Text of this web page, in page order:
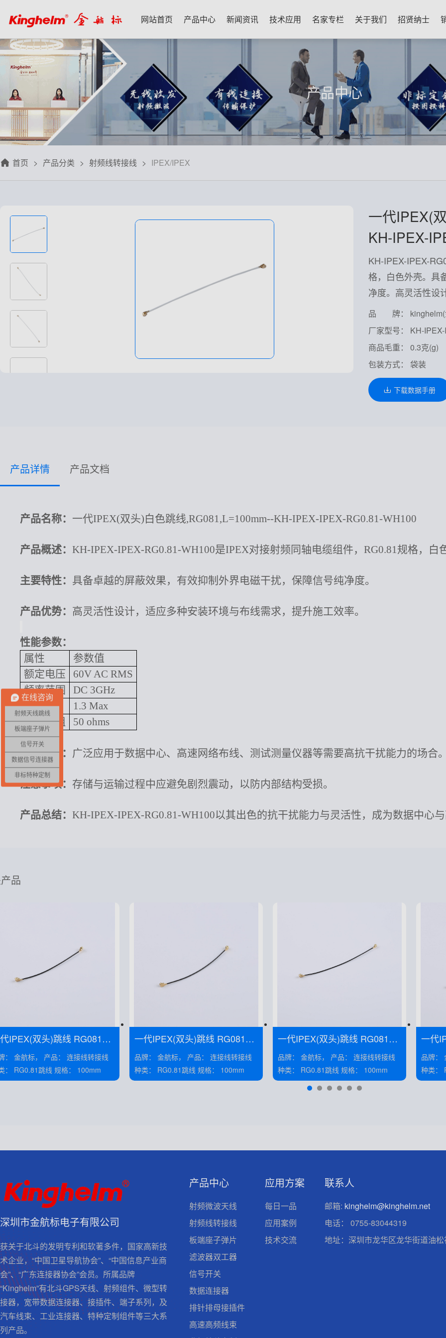
网站首页 产品中心
产品中心
射频微波天线
射频线转接线
板端座子弹片
滤波器双工器
信号开关
新闻资讯
新闻资讯
每日芯闻
行业资讯
三八八问
人文荟萃
华强北小百科
技术应用
技术应用
每日一品
应用案例
技术交流
名家专栏
名家专栏
宋仕强
林雪萍
齐大峰
刘大成
朱军山
关于我们
关于我们
关于我们
联系我们
用户协议
隐私政策
免费样品
招贤纳士
产品中心
首页 产品分类 射频线转接线 IPEX/IPEX
一代IPEX(
KH-IPEX-
KH-IPEX-IPEX-
格，白色外壳。具
净度。高灵活性设
品 牌： kinghelm(
厂家型号： KH-
商品毛重： 0.3克(g)
包装方式： 袋装
下载数据手册
产品详情 产品文档
产品名称： 一代IPEX(双头)白色跳线,RG081,L=100mm--KH-IPEX-IPEX-RG0.81-WH100
产品概述： KH-IPEX-IPEX-RG0.81-WH100是IPEX对接射频同轴电缆组件，RG0.81规格，白
主要特性： 具备卓越的屏蔽效果，有效抑制外界电磁干扰，保障信号纯净度。
产品优势： 高灵活性设计，适应多种安装环境与布线需求，提升施工效率。
性能参数：
属性
参数值
额定电压
60V AC RMS
频率范围
DC 3GHz
驻波比
1.3 Max
特性抗阻
50 ohms
应用领域： 广泛应用于数据中心、高速网络布线、测试测量仪器等需要高抗干扰能力的场合。
注意事项： 存储与运输过程中应避免剧烈震动，以防内部结构受损。
产品总结： KH-IPEX-IPEX-RG0.81-WH100以其出色的抗干扰能力与灵活性，成为数据中心
品
IPEX(双头)跳线 RG081黑
航标， 产品： 连接线转接线
种类： RG0.81跳线 规格： 100mm
一代IPEX(双头)跳线 RG081黑
线 线长50MM——KH-081-TX6
0-IPEX
品牌： 金航标， 产品： 连接线转接线
种类： RG0.81跳线 规格： 100mm
一代IPEX(双头)跳线 RG081黑
线 线长50MM——KH-081-TX7
0-IPEX
品牌： 金航标， 产品： 连接线转接线
种类： RG0.81跳线 规格： 100mm
一代
线 线长50MM——KH-081-TX8
0-
品牌： 金航标，
深圳市金航标电子有限公司
获关于北斗的发明专利和软著多件，国家高新技
术企业，“中国卫星导航协会”、“中国信息产业商
会”、“广东连接器协会”会员。所属品牌
“Kinghelm”有北斗GPS天线、射频组件、微型转
接器，宽带数据连接器、接插件、端子系列，及
汽车线束、工业连接器、特种定制组件等三大系
列产品。
产品中心
射频微波天线
射频线转接线
板端座子弹片
滤波器双工器
信号开关
数据连接器
排针排母接插件
高速高频线束
应用方案
每日一品
应用案例
技术交流
联系人
邮箱: kinghelm@kinghelm.net
电话：
0755-83044319
地址：深圳市龙华区龙华街道油
在线咨询
射频天线跳线
板端座子弹片
信号开关
数据信号连接器
非标特种定制